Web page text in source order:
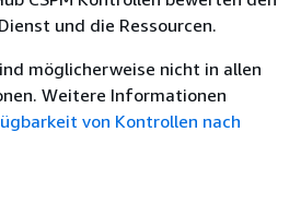
und die Ressourcen.
möglicherweise nicht in allen
Weitere Informationen
von Kontrollen nach